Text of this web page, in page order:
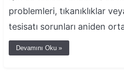
problemleri, tıkanıklıklar
tesisatı sorunları aniden
Devamını Oku »